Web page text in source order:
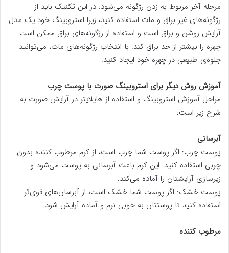
مرحله آخر مربوط به زدن رژگونه می‌شود. در این تکنیک باید از
رژگونه‌های غیر براق و مات استفاده کنید، زیرا استروبینگ خود یک مدل
آرایش روشن و براق است و استفاده از رژگونه‌های براق ممکن است
چهره را بیشتر از حد براق کند. با انتخاب رژگونه‌های مات، می‌توانید
جلوه‌ی طبیعی در چهره خود ایجاد کنید.
آموزش روش دیگر برای استروبینگ صورت با پوست چرب
مراحل آموزش استروبینگ و استفاده از هایلایتر در آرایش صورت به
شرح زیر است:
آبرسانی
پوست چرب: اگر پوست شما چرب است، از کرم مرطوب کننده بدون
چربی استفاده کنید. این کرم باعث آبرسانی به پوست می‌شود و
زیرسازی آرایشتان را آماده می‌کند.
پوست خشک: اگر پوست شما خشک است، از آبرسان‌های قوی‌تر
استفاده کنید تا پوستتان به خوبی نرم و آماده آرایش شود.
مرطوب کننده